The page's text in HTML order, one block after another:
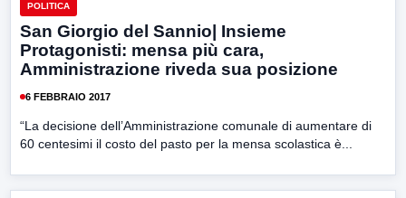
POLITICA
San Giorgio del Sannio| Insieme
Protagonisti: mensa più cara,
Amministrazione riveda sua posizione
6 FEBBRAIO 2017
“La decisione dell’Amministrazione comunale di aumentare di
60 centesimi il costo del pasto per la mensa scolastica è...